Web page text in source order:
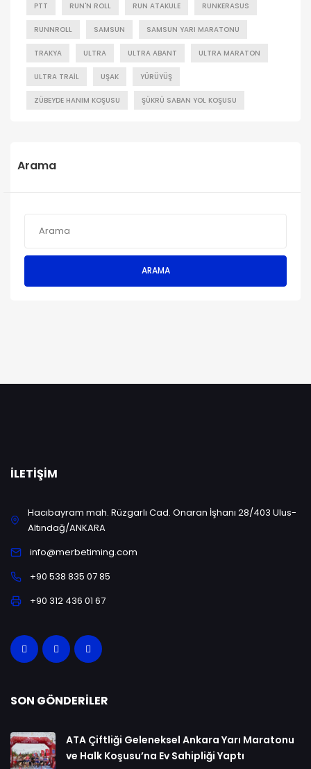
PTT RUN'N ROLL RUN ATAKULE RUNKERASUS
RUNNROLL SAMSUN SAMSUN YARI MARATONU
TRAKYA ULTRA ULTRA ABANT ULTRA MARATON
ULTRA TRAIL UŞAK YÜRÜYÜŞ
ZÜBEYDE HANIM KOŞUSU ŞÜKRÜ SABAN YOL KOŞUSU
Arama
ARAMA
İLETIŞIM
Hacıbayram mah. Rüzgarlı Cad. Onaran İşhanı 28/403 Ulus-
Altındağ/ANKARA
info@merbetiming.com
+90 538 835 07 85
+90 312 436 01 67
SON GÖNDERILER
ATA Çiftliği Geleneksel Ankara Yarı Maratonu
ve Halk Koşusu’na Ev Sahipliği Yaptı